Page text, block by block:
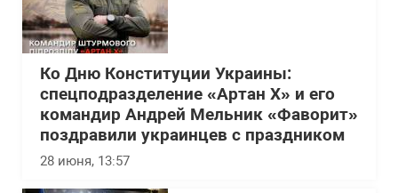
Ко Дню Конституции Украины:
спецподразделение «Артан Х» и его
командир Андрей Мельник «Фаворит»
поздравили украинцев с праздником
28 июня, 13:57